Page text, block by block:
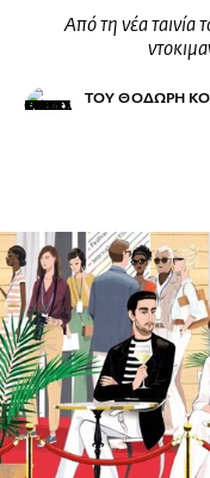
Από τη νέα ταινία
ΤΟΥ ΘΟΔΩΡΗ